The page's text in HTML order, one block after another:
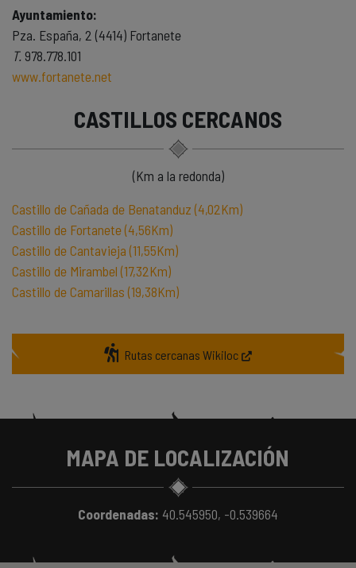
Ayuntamiento:
Pza. España, 2 (4414) Fortanete
T. 978.778.101
www.fortanete.net
CASTILLOS CERCANOS
(Km a la redonda)
Castillo de Cañada de Benatanduz (4,02Km)
Castillo de Fortanete (4,56Km)
Castillo de Cantavieja (11,55Km)
Castillo de Mirambel (17,32Km)
Castillo de Camarillas (19,38Km)
Rutas cercanas Wikiloc
MAPA DE LOCALIZACIÓN
Coordenadas: 40.545950, -0.539664